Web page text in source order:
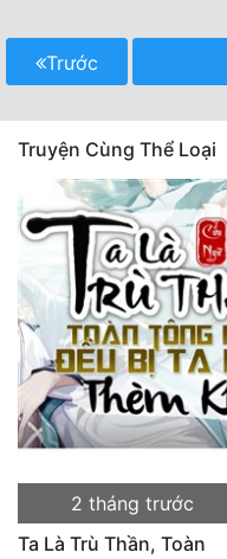
Trước
Truyện Cùng Thể Loại
2 tháng trước
Ta Là Trù Thần, Toàn